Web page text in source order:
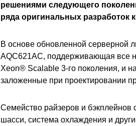
решениями следующего
ряда оригинальных разработок
В основе обновленной серверной
AQC621AC, поддерживающая все
Xeon® Scalable 3-го поколения, и
заложенные при проектировании
Семейство райзеров и
шасси, система охлаждения и